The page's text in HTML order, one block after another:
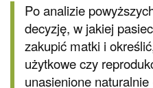
Po analizie
decyzję, w jakiej
zakupić matki i
użytkowe czy
unasienione